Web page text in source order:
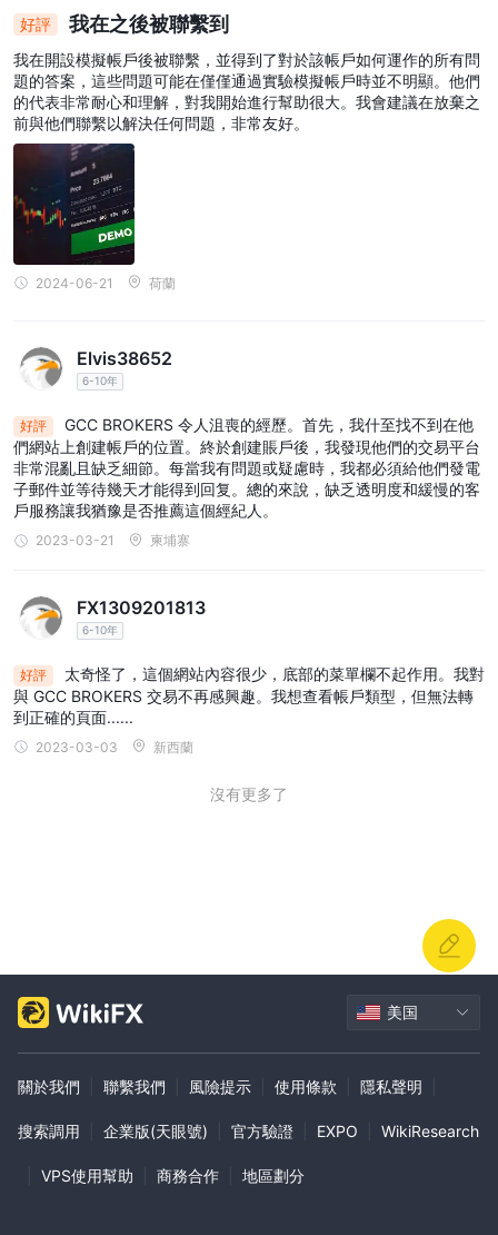
好評 我在之後被聯繫到
我在開設模擬帳戶後被聯繫，並得到了對於該帳戶如何運作的所有問
題的答案，這些問題可能在僅僅通過實驗模擬帳戶時並不明顯。他們
的代表非常耐心和理解，對我開始進行幫助很大。我會建議在放棄之
前與他們聯繫以解決任何問題，非常友好。
2024-06-21 荷蘭
Elvis38652
6-10年
好評
GCC BROKERS 令人沮喪的經歷。首先，我什至找不到在他
們網站上創建帳戶的位置。終於創建賬戶後，我發現他們的交易平台
非常混亂且缺乏細節。每當我有問題或疑慮時，我都必須給他們發電
子郵件並等待幾天才能得到回复。總的來說，缺乏透明度和緩慢的客
戶服務讓我猶豫是否推薦這個經紀人。
2023-03-21 柬埔寨
FX1309201813
6-10年
好評
太奇怪了，這個網站內容很少，底部的菜單欄不起作用。我對
與 GCC BROKERS 交易不再感興趣。我想查看帳戶類型，但無法轉
到正確的頁面......
2023-03-03 新西蘭
沒有更多了
美国
關於我們 聯繫我們 風險提示 使用條款 隱私聲明
搜索調用 企業版(天眼號) 官方驗證 EXPO WikiResearch
VPS使用幫助 商務合作 地區劃分